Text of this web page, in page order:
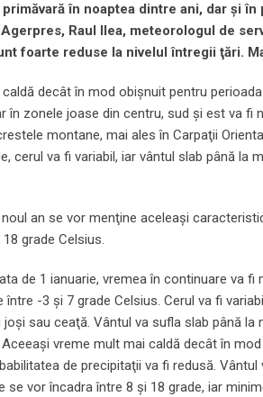
în noaptea dintre ani, dar și
Raul Ilea, meteorologul de
foarte reduse la nivelul întregii ţări.
decât în mod obişnuit pentru
în zonele joase din centru, sud şi est va
montane, mai ales în Carpaţii
cerul va fi variabil, iar vântul slab până la
an se vor menţine aceleaşi
grade Celsius.
de 1 ianuarie, vremea în continuare va
-3 şi 7 grade Celsius. Cerul va fi
sau ceaţă. Vântul va sufla slab până
vreme mult mai caldă decât în
de precipitaţii va fi redusă.
vor încadra între 8 şi 18 grade, iar